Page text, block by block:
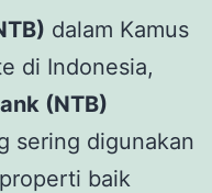
dalam Kamus
di Indonesia,
(NTB)
sering digunakan
baik